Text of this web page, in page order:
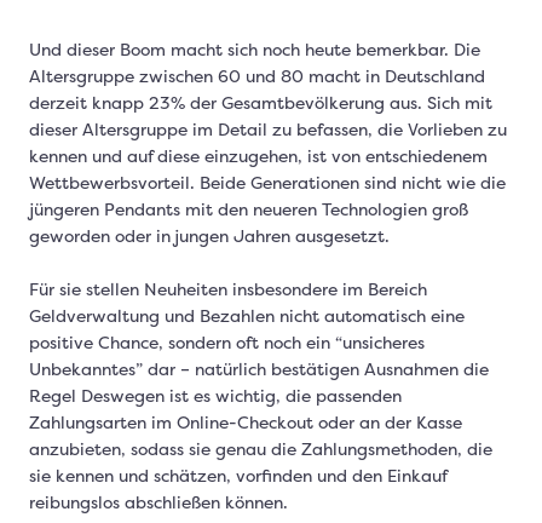
Und dieser Boom macht sich noch heute bemerkbar. Die
Altersgruppe zwischen 60 und 80 macht in Deutschland
derzeit knapp 23% der Gesamtbevölkerung aus. Sich mit
dieser Altersgruppe im Detail zu befassen, die Vorlieben zu
kennen und auf diese einzugehen, ist von entschiedenem
Wettbewerbsvorteil. Beide Generationen sind nicht wie die
jüngeren Pendants mit den neueren Technologien groß
geworden oder in jungen Jahren ausgesetzt.
Für sie stellen Neuheiten insbesondere im Bereich
Geldverwaltung und Bezahlen nicht automatisch eine
positive Chance, sondern oft noch ein “unsicheres
Unbekanntes” dar – natürlich bestätigen Ausnahmen die
Regel Deswegen ist es wichtig, die passenden
Zahlungsarten im Online-Checkout oder an der Kasse
anzubieten, sodass sie genau die Zahlungsmethoden, die
sie kennen und schätzen, vorfinden und den Einkauf
reibungslos abschließen können.